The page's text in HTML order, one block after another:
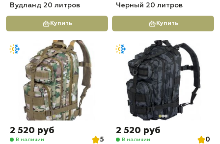
Вудланд 20 литров
Купить
Черный 20 литров
Купить
2 520 руб
В наличии
5
2 520 руб
В наличии
0